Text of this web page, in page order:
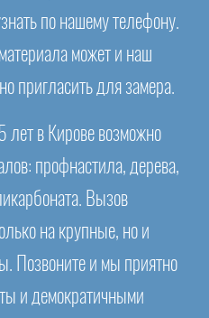
по нашему телефону.
может и наш
пригласить для замера.
лет в Кирове возможно
профнастила, дерева,
Вызов
на крупные, но и
Позвоните и мы приятно
и демократичными